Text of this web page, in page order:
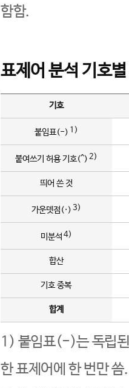
함함.
표제어 분석 기호
기호
붙임표(-) 1)
붙여쓰기 허용 기호(^) 2)
띄어 쓴 것
가운뎃점(·) 3)
미분석 4)
합산
기호 중복
합계
1) 붙임표(-)는 독립된
한 표제어에 한 번만